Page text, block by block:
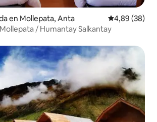
en Mollepata, Anta Calificación
4,89 (38)
/ Humantay Salkantay